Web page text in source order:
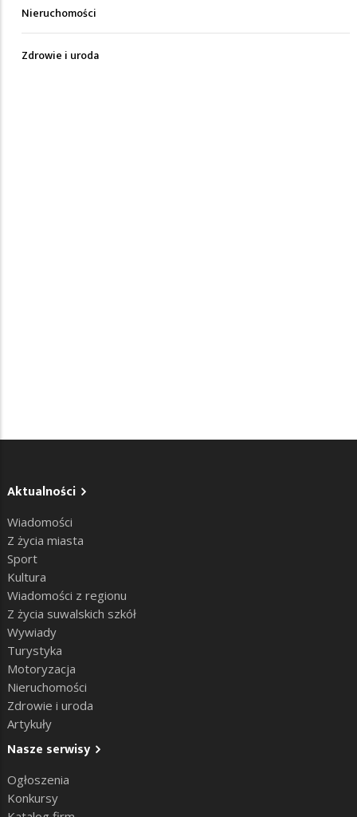
Nieruchomości
Zdrowie i uroda
Aktualności
Wiadomości
Z życia miasta
Sport
Kultura
Wiadomości z regionu
Z życia suwalskich szkół
Wywiady
Turystyka
Motoryzacja
Nieruchomości
Zdrowie i uroda
Artykuły
Nasze serwisy
Ogłoszenia
Konkursy